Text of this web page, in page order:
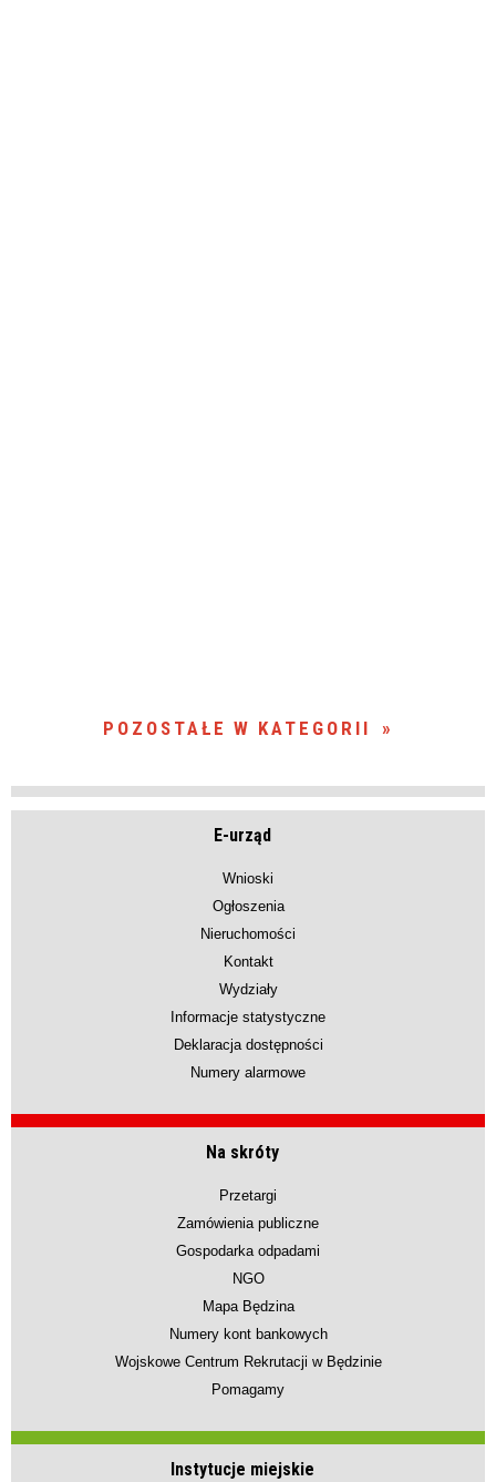
POZOSTAŁE W KATEGORII
E-urząd
Wnioski
Ogłoszenia
Nieruchomości
Kontakt
Wydziały
Informacje statystyczne
Deklaracja dostępności
Numery alarmowe
Na skróty
Przetargi
Zamówienia publiczne
Gospodarka odpadami
NGO
Mapa Będzina
Numery kont bankowych
Wojskowe Centrum Rekrutacji w Będzinie
Pomagamy
Instytucje miejskie